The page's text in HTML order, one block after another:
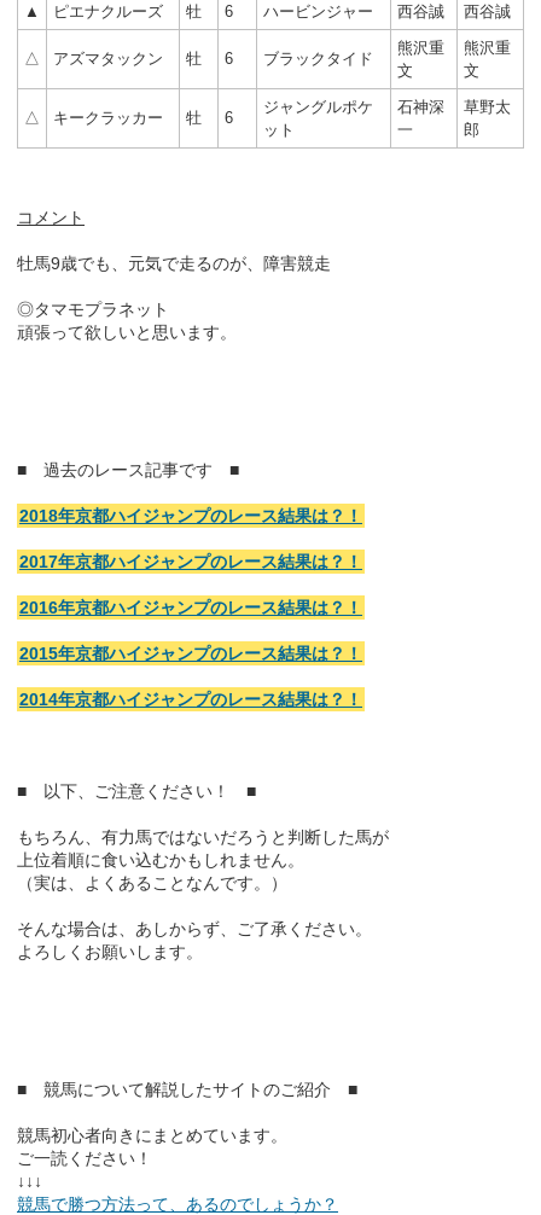
▲
ピエナクルーズ 牡 6 ハービンジャー 西谷誠 西谷誠
△ アズマタックン 牡 6 ブラックタイド
熊沢重
文
熊沢重
文
△ キークラッカー 牡 6
ジャングルポケ
ット
石神深
一
草野太
郎
コメント
牡馬9歳でも、元気で走るのが、障害競走
◎タマモプラネット
頑張って欲しいと思います。
■ 過去のレース記事です ■
2018年京都ハイジャンプのレース結果は？！
2017年京都ハイジャンプのレース結果は？！
2016年京都ハイジャンプのレース結果は？！
2015年京都ハイジャンプのレース結果は？！
2014年京都ハイジャンプのレース結果は？！
■ 以下、ご注意ください！ ■
もちろん、有力馬ではないだろうと判断した馬が
上位着順に食い込むかもしれません。
（実は、よくあることなんです。）
そんな場合は、あしからず、ご了承ください。
よろしくお願いします。
■ 競馬について解説したサイトのご紹介 ■
競馬初心者向きにまとめています。
ご一読ください！
↓↓↓
競馬で勝つ方法って、あるのでしょうか？